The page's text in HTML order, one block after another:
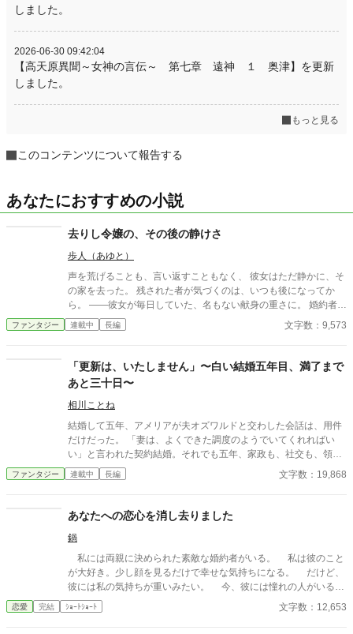
しました。
2026-06-30 09:42:04
【高天原異聞～女神の言伝～ 第七章 遠神 １ 奥津】を更新
しました。
もっと見る
このコンテンツについて報告する
あなたにおすすめの小説
去りし令嬢の、その後の静けさ
歩人（あゆと）
声を荒げることも、言い返すこともなく、 彼女はただ静かに、そ
の家を去った。 残された者が気づくのは、いつも後になってか
ら。 ——彼女が毎日していた、名もない献身の重さに。 婚約者
の、夫の、家族の「当たり前」を支えていた手が消えたとき、 失
われたものの輪郭が、ようやく見えてくる。 ざまぁを声高に描か
じんわり効く、一話完結の短編集。 ※S01「捨てられ令嬢」のア
ルファポリス最適化分割。 ※アルファ読者向け：関係性・感情の
機微・余韻を最優先。
ファンタジー 連載中 長編 文字数：9,573
「更新は、いたしません」〜白い結婚五年目、満了まで
あと三十日〜
相川ことね
結婚して五年、アメリアが夫オズワルドと交わした会話は、用件
だけだった。 「妻は、よくできた調度のようでいてくれればい
い」と言われた契約結婚。それでも五年、家政も、社交も、領地
の調停も、夫の妹の支度も、アメリアは全部きちんと回してき
た。契約とは、果たすものだから。 満了の三十日前の朝、夫は手
任せていいか」 「更新は、いたしません」 その日から、伯爵家の
何かが毎日ひとつずつ止まっていく。夫が五年間、見ようともし
なかったものの形に沿って。 隣領の伯爵レナードだけが、満了の
「その後」の話をしたがっている。 あと三十日。アメリアは指折
り数えて、満了の日を楽しみに待っている。
ファンタジー 連載中 長編 文字数：19,868
あなたへの恋心を消し去りました
鍋
私には両親に決められた素敵な婚約者がいる。 私は彼のこと
が大好き。少し顔を見るだけで幸せな気持ちになる。 だけど、
彼には私の気持ちが重いみたい。 今、彼には憧れの人がいる。
その人は大人びた雰囲気をもつ二つ上の先輩。 彼は心は自由で
いたい言っていた。 その女性と話す時、私には見せない楽しそ
恋愛 完結 ｼｮｰﾄｼｮｰﾄ 文字数：12,653